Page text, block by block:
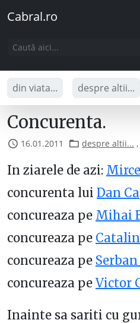
Cabral.ro
din viata... despre altii...
Concurenta.
16.01.2011 despre altii...
In ziarele de azi:
concurenta lui Dan
concureaza pe Mihai
concureaza pe
concureaza pe
concureaza pe Victor
Inainte sa sariti cu